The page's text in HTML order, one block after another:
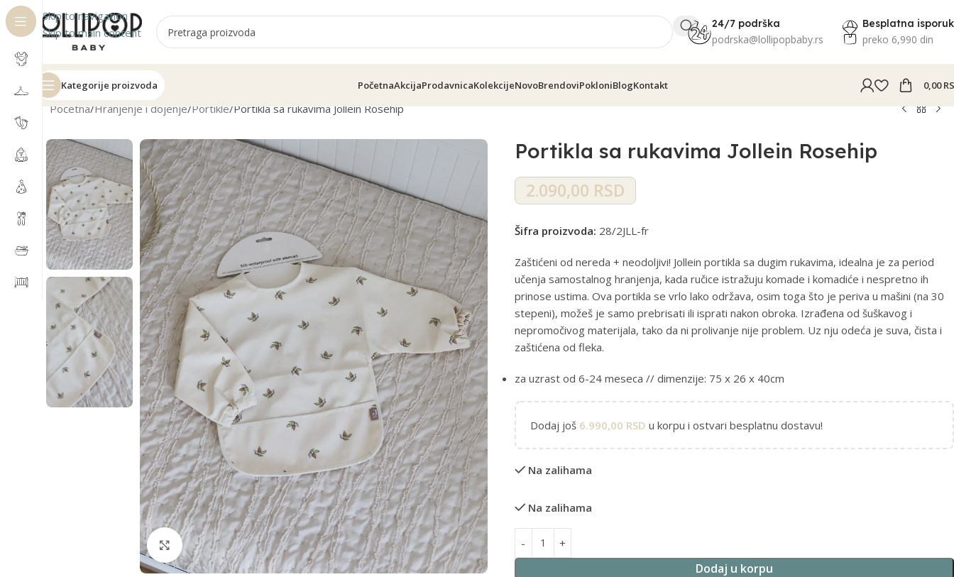
Skip to navigation
Skip to main content
24/7 podrška
podrska@lollipopbaby.rs
Besplatna
preko 6,990 din
Kategorije proizvoda PočetnaAkcijaProdavnicaKolekcijeNovoBrendoviPokloniBlogKontakt 0,00
Početna Hranjenje i dojenje Portikle Portikla sa rukavima Jollein Rosehip
Klikni i zumiraj
Portikla sa rukavima Jollein Rosehip
2.090,00 RSD
Šifra proizvoda: 28/2JLL-fr
Zaštićeni od nereda + neodoljivi! Jollein portikla sa dugim rukavima, idealna je za period
učenja samostalnog hranjenja, kada ručice istražuju komade i komadiće i nespretno ih
prinose ustima. Ova portikla se vrlo lako održava, osim toga što je periva u mašini (na 30
stepeni), možeš je samo prebrisati ili isprati nakon obroka. Izrađena od šuškavog i
nepromočivog materijala, tako da ni prolivanje nije problem. Uz nju odeća je suva, čista i
zaštićena od fleka.
za uzrast od 6-24 meseca // dimenzije: 75 x 26 x 40cm
Dodaj još 6.990,00 RSD u korpu i ostvari besplatnu dostavu!
Na zalihama
Na zalihama
Dodaj u korpu
Alternative: